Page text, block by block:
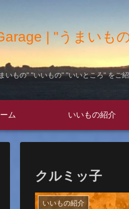
| "うまいも
いもの" "いいもの" "いいところ" をご
ム いいもの紹介
クルミッ子
いいもの紹介